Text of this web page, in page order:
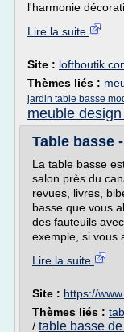
l'harmonie
Lire la suite
Site :
Thèmes liés :
jardin table basse
meuble
Table basse
La table basse
salon près du
revues, livres,
basse que vous
des fauteuils
exemple, si vous
Lire la suite
Site : https://
Thèmes liés :
/ table basse